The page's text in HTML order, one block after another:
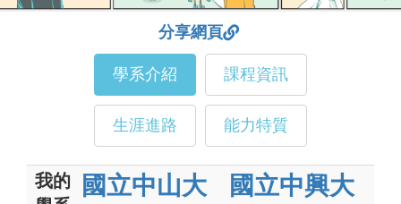
ColleGo! 大學選才與高中育才輔助系統
分享網頁
學系介紹 課程資訊
生涯進路 能力特質
我的
國立中山大
國立中興大